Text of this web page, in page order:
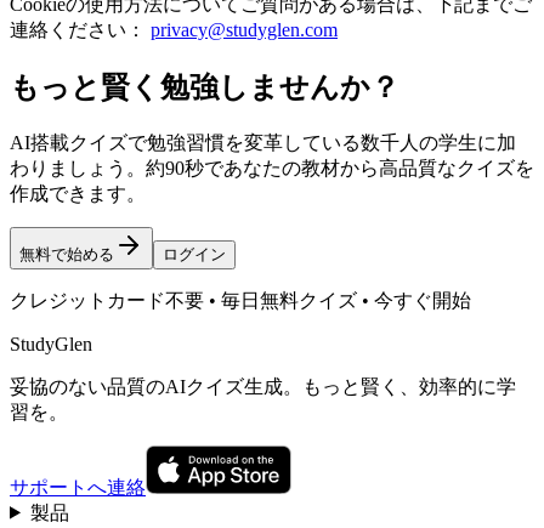
連絡ください：
privacy@studyglen.com
もっと賢く勉強しませんか？
AI搭載クイズで勉強習慣を変革している数千人の学生に加
わりましょう。約90秒であなたの教材から高品質なクイズを
作成できます。
無料で始める ログイン
クレジットカード不要 • 毎日無料クイズ • 今すぐ開始
StudyGlen
妥協のない品質のAIクイズ生成。もっと賢く、効率的に学
習を。
サポートへ連絡
製品